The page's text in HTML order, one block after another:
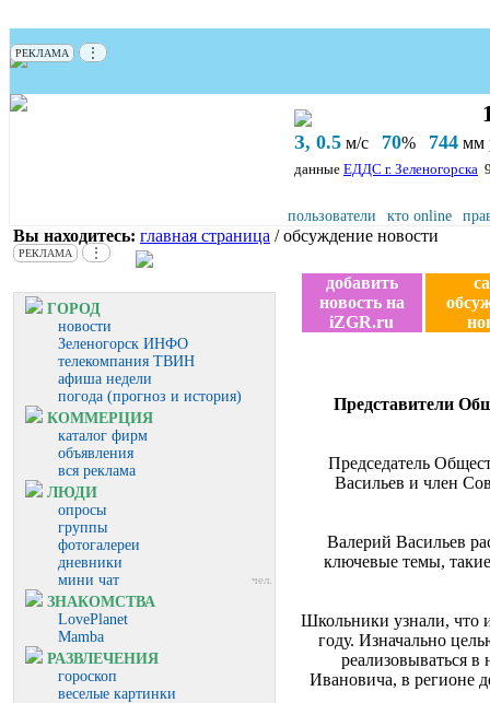
РЕКЛАМА ⋮
З, 0.5 м/с 70% 744 мм
данные ЕДДС г. Зеленогорска
пользователи кто online
Вы находитесь: главная страница / обсуждение новости
РЕКЛАМА ⋮
ГОРОД
новости
Зеленогорск ИНФО
телекомпания ТВИН
афиша недели
погода (прогноз и история)
КОММЕРЦИЯ
каталог фирм
объявления
вся реклама
ЛЮДИ
опросы
группы
фотогалереи
дневники
мини чат
чел.
ЗНАКОМСТВА
LovePlanet
Mamba
РАЗВЛЕЧЕНИЯ
гороскоп
веселые картинки
добавить
новость на
iZGR.ru
Представители
Председатель
Васильев и член
Валерий Васильев
ключевые темы,
Школьники узнали, что
году. Изначально
реализовываться
Ивановича, в регионе